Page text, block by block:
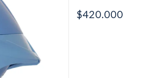
$420.000